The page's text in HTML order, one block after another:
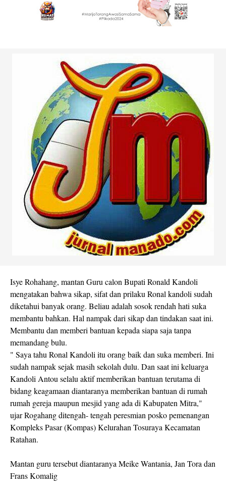
Isye Rohahang, mantan Guru calon Bupati Ronald Kandoli
mengatakan bahwa sikap, sifat dan prilaku Ronal kandoli sudah
diketahui banyak orang. Beliau adalah sosok rendah hati suka
membantu bahkan. Hal nampak dari sikap dan tindakan saat ini.
Membantu dan memberi bantuan kepada siapa saja tanpa
memandang bulu.
" Saya tahu Ronal Kandoli itu orang baik dan suka memberi. Ini
sudah nampak sejak masih sekolah dulu. Dan saat ini keluarga
Kandoli Antou selalu aktif memberikan bantuan terutama di
bidang keagamaan diantaranya memberikan bantuan di rumah
rumah gereja maupun mesjid yang ada di Kabupaten Mitra,"
ujar Rogahang ditengah- tengah peresmian posko pemenangan
Kompleks Pasar (Kompas) Kelurahan Tosuraya Kecamatan
Ratahan.
Mantan guru tersebut diantaranya Meike Wantania, Jan Tora dan
Frans Komalig